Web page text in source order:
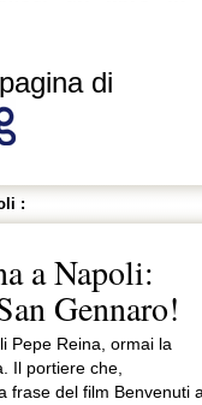
di
:
a Napoli:
Gennaro!
Pepe Reina, ormai la
Il portiere che,
frase del film Benvenuti